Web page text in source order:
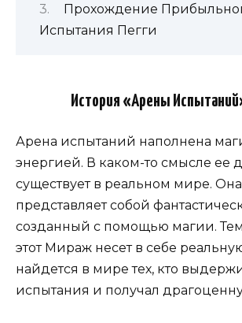
Прохождение
Испытания Пегги
История «Арены
Арена испытаний наполнена
энергией. В каком-то смысле ее
существует в реальном мире.
представляет собой
созданный с помощью магии.
этот Мираж несет в себе
найдется в мире тех, кто
испытания и получал